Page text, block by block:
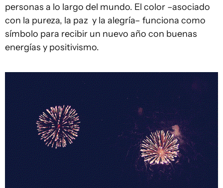
personas a lo largo del mundo. El color –asociado
con la pureza, la paz y la alegría– funciona como
símbolo para recibir un nuevo año con buenas
energías y positivismo.